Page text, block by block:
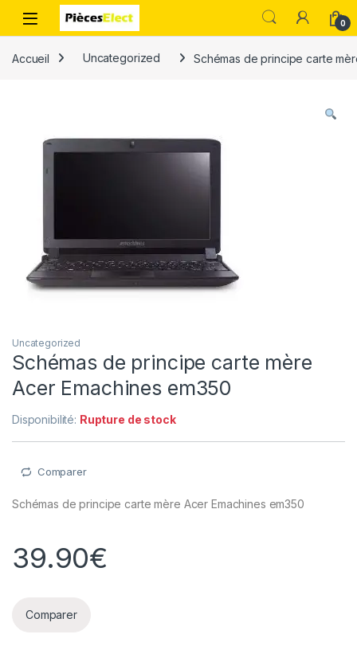
0
Accueil Uncategorized Schémas de principe carte
Uncategorized
Schémas de principe carte mère
Acer Emachines em350
Disponibilité: Rupture de stock
Comparer
Schémas de principe carte mère Acer Emachines em350
39.90€
Comparer